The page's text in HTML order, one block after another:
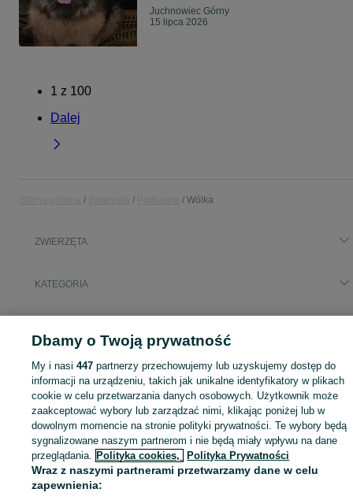
Juchnowiec Górny
15 lipca 2026
1 z 100
Dalej
Wólka
ZWIERZĘTA
KATEGORIA
Mapa kategorii
Mapa miejscowości
Mapa ministron
Popularne wyszukiwania
Dbamy o Twoją prywatność
My i nasi447 partnerzy przechowujemy lub uzyskujemy dostęp do
informacji na urządzeniu, takich jak unikalne identyfikatory w plikach
cookie w celu przetwarzania danych osobowych. Użytkownik może
zaakceptować wybory lub zarządzać nimi, klikając poniżej lub w
dowolnym momencie na stronie polityki prywatności. Te wybory będą
sygnalizowane naszym partnerom i nie będą miały wpływu na dane
przeglądania. Polityka cookies, Polityka Prywatności
Wraz z naszymi partnerami przetwarzamy dane w celu
zapewnienia: